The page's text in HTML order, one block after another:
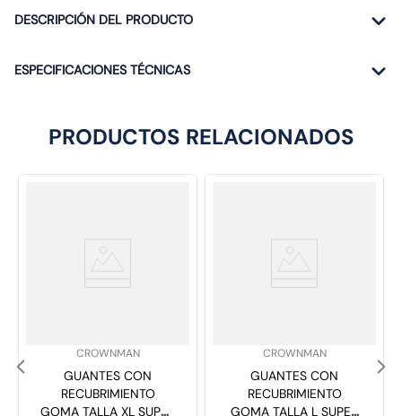
DESCRIPCIÓN DEL PRODUCTO
ESPECIFICACIONES TÉCNICAS
PRODUCTOS RELACIONADOS
CROWNMAN
GUANTES CON
RECUBRIMIENTO
GOMA TALLA XL SUPER
CROWNMAN
GUANTES CON
RECUBRIMIENTO
GOMA TALLA L SUPER